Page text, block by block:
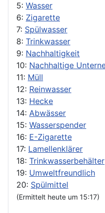
5: Wasser
6: Zigarette
7: Spülwasser
8: Trinkwasser
9: Nachhaltigkeit
10: Nachhaltige
11: Müll
12: Reinwasser
13: Hecke
14: Abwässer
15: Wasserspender
16: E-Zigarette
17: Lamellenklärer
18: Trinkwasserbehälter
19: Umweltfreundlich
20: Spülmittel
(Ermittelt heute um 15:17)